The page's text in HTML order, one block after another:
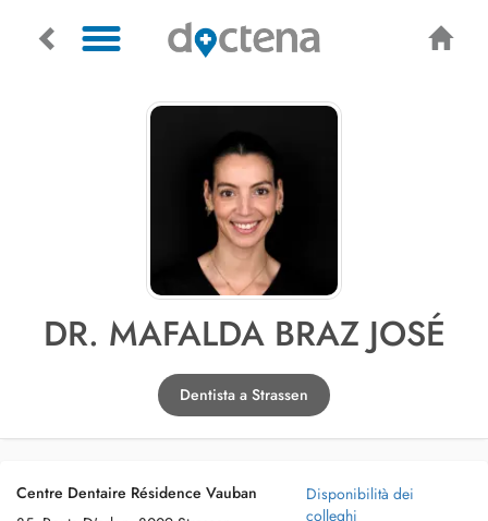
DR. MAFALDA BRAZ JOSÉ
Dentista a Strassen
Centre Dentaire Résidence Vauban
Disponibilità dei
colleghi